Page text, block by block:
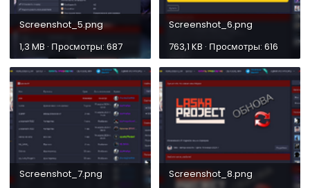
Screenshot_5.png
1,3 MB · Просмотры: 687
Screenshot_6.png
763,1 KB · Просмотры: 616
Screenshot_7.png
Screenshot_8.png